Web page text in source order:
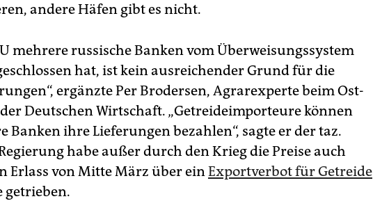
andere Häfen gibt es nicht.
mehrere russische Banken vom Überweisungssystem
hat, ist kein ausreichender Grund für die
ergänzte Per Brodersen, Agrarexperte beim Ost-
Deutschen Wirtschaft. „Getreideimporteure können
Banken ihre Lieferungen bezahlen“, sagte er der taz.
habe außer durch den Krieg die Preise auch
Erlass von Mitte März über einExportverbot für Getreide
getrieben.